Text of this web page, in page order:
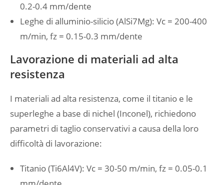
0.2-0.4 mm/dente
Leghe di alluminio-silicio (AlSi7Mg): Vc = 200-400
m/min, fz = 0.15-0.3 mm/dente
Lavorazione di materiali ad alta
resistenza
I materiali ad alta resistenza, come il titanio e le
superleghe a base di nichel (Inconel), richiedono
parametri di taglio conservativi a causa della loro
difficoltà di lavorazione:
Titanio (Ti6Al4V): Vc = 30-50 m/min, fz = 0.05-0.1